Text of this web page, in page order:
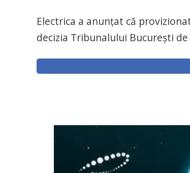
Electrica a anunțat că
decizia Tribunalului Bucureşti